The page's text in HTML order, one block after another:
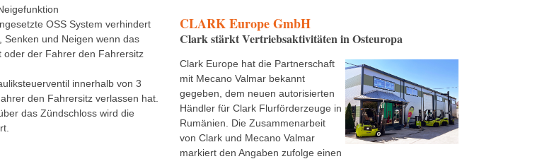
CLARK Europe GmbH
Clark stärkt Vertriebsaktivitäten in Osteuropa
Clark Europe hat die Partnerschaft
mit Mecano Valmar bekannt
gegeben, dem neuen autorisierten
Händler für Clark Flurförderzeuge in
Rumänien. Die Zusammenarbeit
von Clark und Mecano Valmar
markiert den Angaben zufolge einen
OSS System verhindert
Senken und Neigen wenn das
oder der Fahrer den Fahrersitz
innerhalb von 3
den Fahrersitz verlassen hat.
das Zündschloss wird die